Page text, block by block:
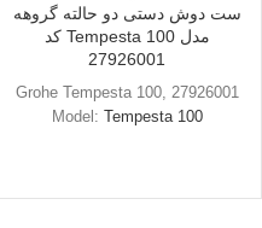
ست دوش دستی دو حالته گروهه
مدل Tempesta 100 کد
27926001
Grohe Tempesta 100, 27926001
Model: Tempesta 100